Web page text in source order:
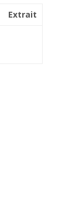
Extrait